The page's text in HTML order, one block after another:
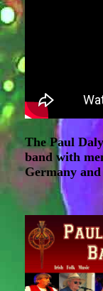
The Paul
band with
Germany